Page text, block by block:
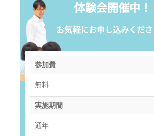
体験会開催中！
お気軽にお申し込みくだ
参加費
無料
実施期間
通年